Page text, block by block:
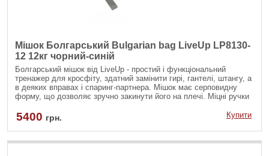
Мішок Болгарський Bulgarian bag LiveUp LP8130-
12 12кг чорний-синій
Болгарський мішок від LiveUp - простий і функціональний
тренажер для кросфіту, здатний замінити гирі, гантелі, штангу, а
в деяких вправах і спаринг-партнера. Мішок має серповидну
форму, що дозволяє зручно закинути його на плечі. Міцні ручки
положень, задіяти різні групи м'язів. Для виготовлення
болгарського мішка використовується полівінілхлорид - штучний
замінник шкіри підвищеної міцності.
5400 грн. Купити